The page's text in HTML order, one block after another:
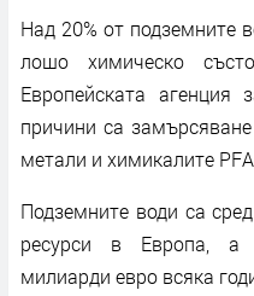
Над 20% от подземните
лошо химическо
Европейската агенция
причини са
метали и химикалите
Подземните води са
ресурси в Европа, а
милиарди евро всяка